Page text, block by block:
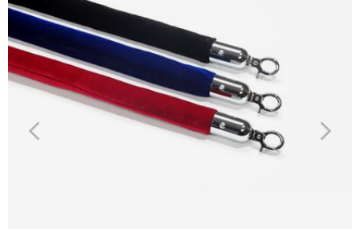
Företag
Företag
Privatperson